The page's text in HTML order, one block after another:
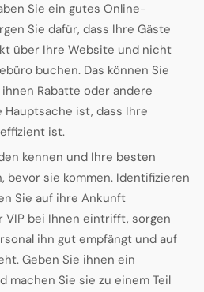
Sie ein gutes Online-
Sie dafür, dass Ihre Gäste
über Ihre Website und nicht
buchen. Das können Sie
Rabatte oder andere
Hauptsache ist, dass Ihre
ist.
kennen und Ihre besten
bevor sie kommen. Identifizieren
Sie auf ihre Ankunft
VIP bei Ihnen eintrifft, sorgen
ihn gut empfängt und auf
Geben Sie ihnen ein
machen Sie sie zu einem Teil